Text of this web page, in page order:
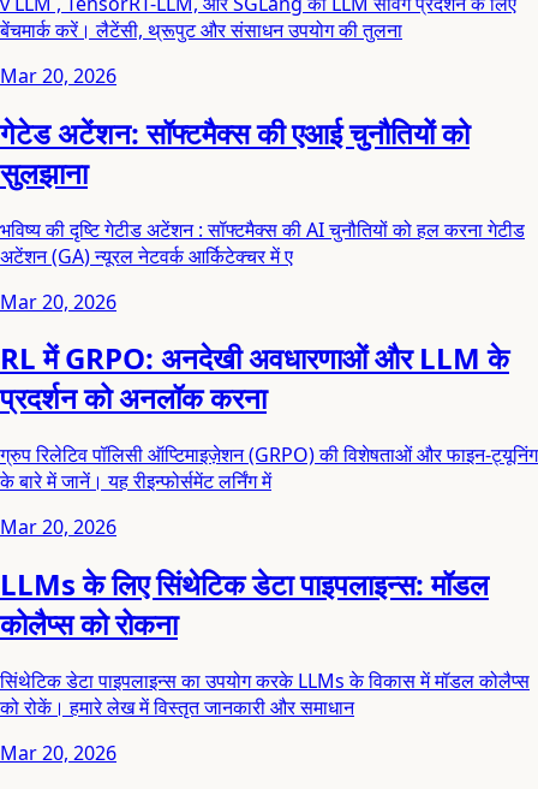
बेंचमार्क करें। लैटेंसी, थ्रूपुट और संसाधन उपयोग की तुलना
Mar 20, 2026
गेटेड अटेंशन: सॉफ्टमैक्स की एआई चुनौतियों को
सुलझाना
भविष्य की दृष्टि गेटीड अटेंशन : सॉफ्टमैक्स की AI चुनौतियों को हल करना गेटीड
अटेंशन (GA) न्यूरल नेटवर्क आर्किटेक्चर में ए
Mar 20, 2026
RL में GRPO: अनदेखी अवधारणाओं और LLM के
प्रदर्शन को अनलॉक करना
ग्रुप रिलेटिव पॉलिसी ऑप्टिमाइज़ेशन (GRPO) की विशेषताओं और फाइन-ट्यूनिंग
के बारे में जानें। यह रीइन्फोर्समेंट लर्निंग में
Mar 20, 2026
LLMs के लिए सिंथेटिक डेटा पाइपलाइन्स: मॉडल
कोलैप्स को रोकना
सिंथेटिक डेटा पाइपलाइन्स का उपयोग करके LLMs के विकास में मॉडल कोलैप्स
को रोकें। हमारे लेख में विस्तृत जानकारी और समाधान
Mar 20, 2026